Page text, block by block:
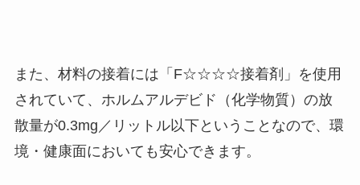
また、 材料の接着には「F☆☆☆☆接着剤」を使用
されていて、 ホルムアルデビド（化学物質）の放
散量が0.3mg／リットル以下ということなので、 環
境・健康面においても安心できます。